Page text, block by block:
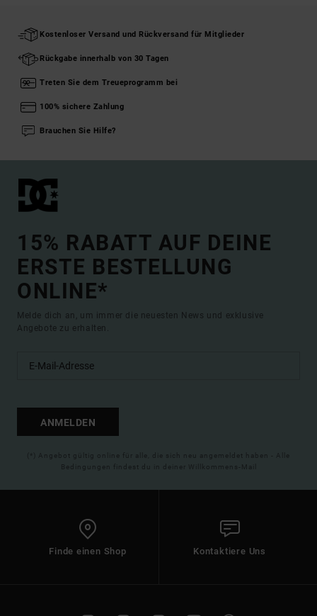
Kostenloser Versand und Rückversand für Mitglieder
Rückgabe innerhalb von 30 Tagen
Treten Sie dem Treueprogramm bei
100% sichere Zahlung
Brauchen Sie Hilfe?
15% RABATT AUF DEINE
ERSTE BESTELLUNG
ONLINE*
Melde dich an, um immer die neuesten News und exklusive
Angebote zu erhalten.
ANMELDEN
(*) Angebot gültig online für alle, die sich neu angemeldet haben - Alle
Bedingungen findest du in deiner Willkommens-Mail
Finde einen Shop Kontaktiere Uns